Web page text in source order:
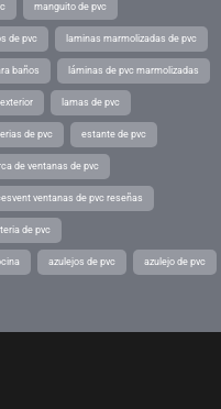
manguito de pvc
de pvc laminas marmolizadas de pvc
baños láminas de pvc marmolizadas
lamas de pvc
de pvc estante de pvc
de ventanas de pvc
ventanas de pvc reseñas
de pvc
azulejos de pvc azulejo de pvc